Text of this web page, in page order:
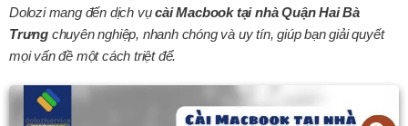
Dolozi mang đến dịch vụcài Macbook tại nhà Quận Hai Bà
Trưng chuyên nghiệp, nhanh chóng và uy tín, giúp bạn giải quyết
mọi vấn đề một cách triệt để.